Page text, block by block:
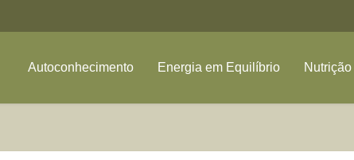
Autoconhecimento Energia em Equilíbrio Nutrição